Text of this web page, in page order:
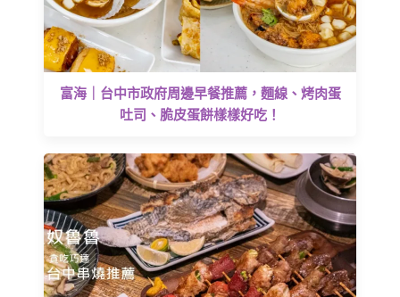
富海｜台中市政府周邊早餐推薦，麵線、烤肉蛋
吐司、脆皮蛋餅樣樣好吃！